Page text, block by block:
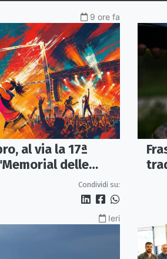
9 ore fa
al via la 17ª
delle
Condividi su:
Ieri